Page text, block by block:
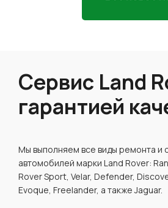
Сервис Land
гарантией
Мы выполняем все виды ремонта и
автомобилей марки Land Rover:
Rover Sport, Velar, Defender,
Evoque, Freelander, а также Jaguar.